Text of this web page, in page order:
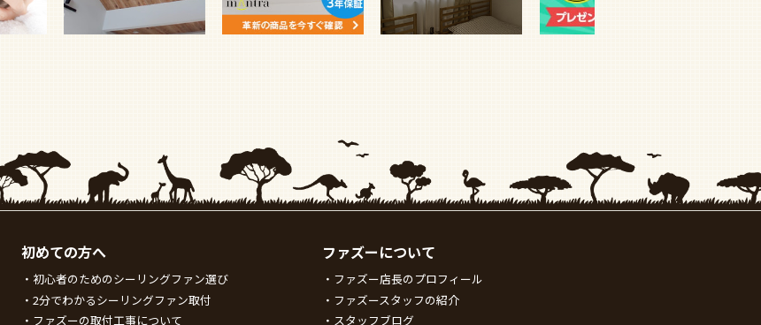
初めての方へ
初心者のためのシーリングファン選び
2分でわかるシーリングファン取付
ファズーの取付工事について
ファズーについて
ファズー店長のプロフィール
ファズースタッフの紹介
スタッフブログ